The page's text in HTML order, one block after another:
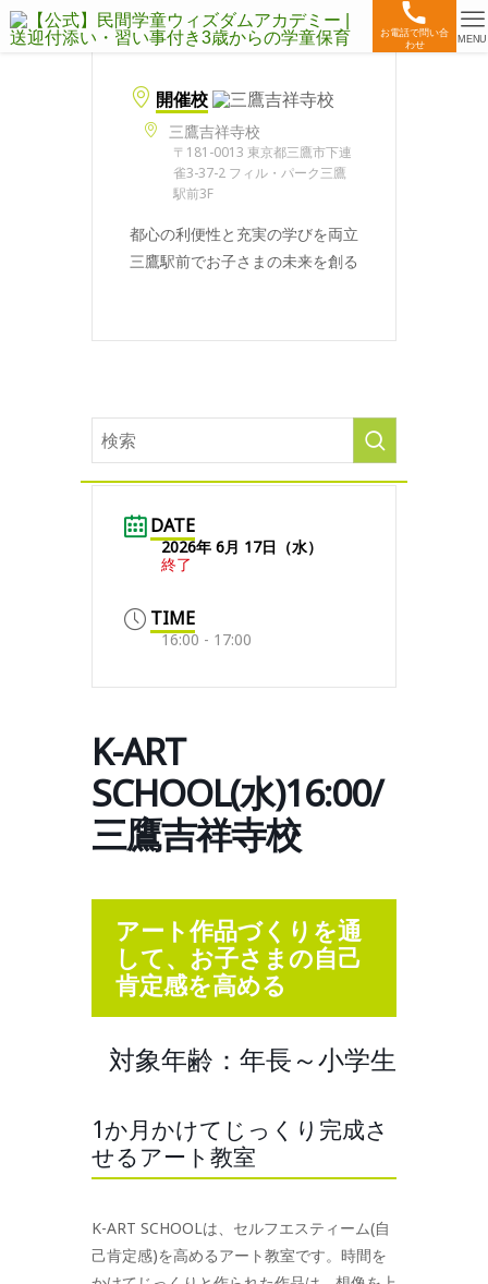
お電話で問い合
わせ
MENU
開催校
三鷹吉祥寺校
〒181-0013 東京都三鷹市下連
雀3-37-2 フィル・パーク三鷹
駅前3F
都心の利便性と充実の学びを両立
三鷹駅前でお子さまの未来を創る
DATE
2026年 6月 17日（水）
終了
TIME
16:00 - 17:00
K-ART
SCHOOL(水)16:00/
三鷹吉祥寺校
アート作品づくりを通
して、お子さまの自己
肯定感を高める
対象年齢：年長～小学生
1か月かけてじっくり完成さ
せるアート教室
K-ART SCHOOLは、セルフエスティーム(自
己肯定感)を高めるアート教室です。時間を